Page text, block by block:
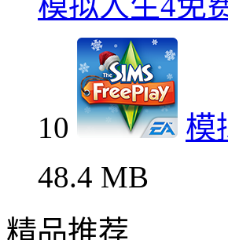
10
模
48.4 MB
精品推荐